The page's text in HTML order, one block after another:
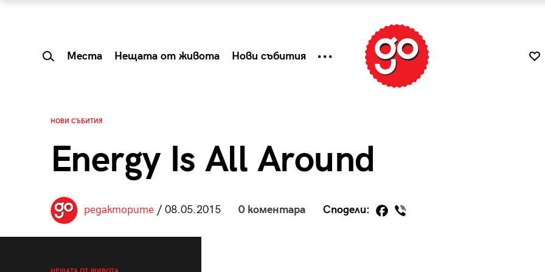
Места Нещата от живота Нови събития
НОВИ СЪБИТИЯ
Energy Is All Around
редакторите/ 08.05.2015 0 коментара Сподели: